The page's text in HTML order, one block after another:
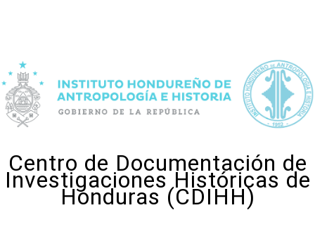
Centro de Documentación de
Investigaciones Históricas de
Honduras (CDIHH)